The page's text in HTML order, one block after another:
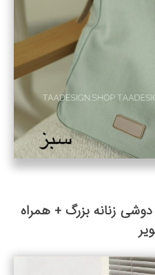
دوشی زنانه بزرگ + همراه